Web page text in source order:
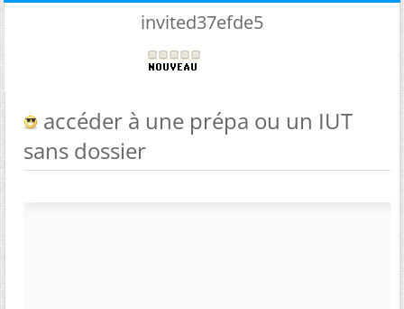
invited37efde5
accéder à une prépa ou un IUT
sans dossier